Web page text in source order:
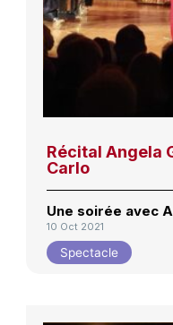
Récital Angela
Carlo
Une soirée avec
10 Oct 2021
Spectacle